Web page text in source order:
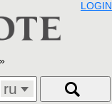
LOGIN
ru